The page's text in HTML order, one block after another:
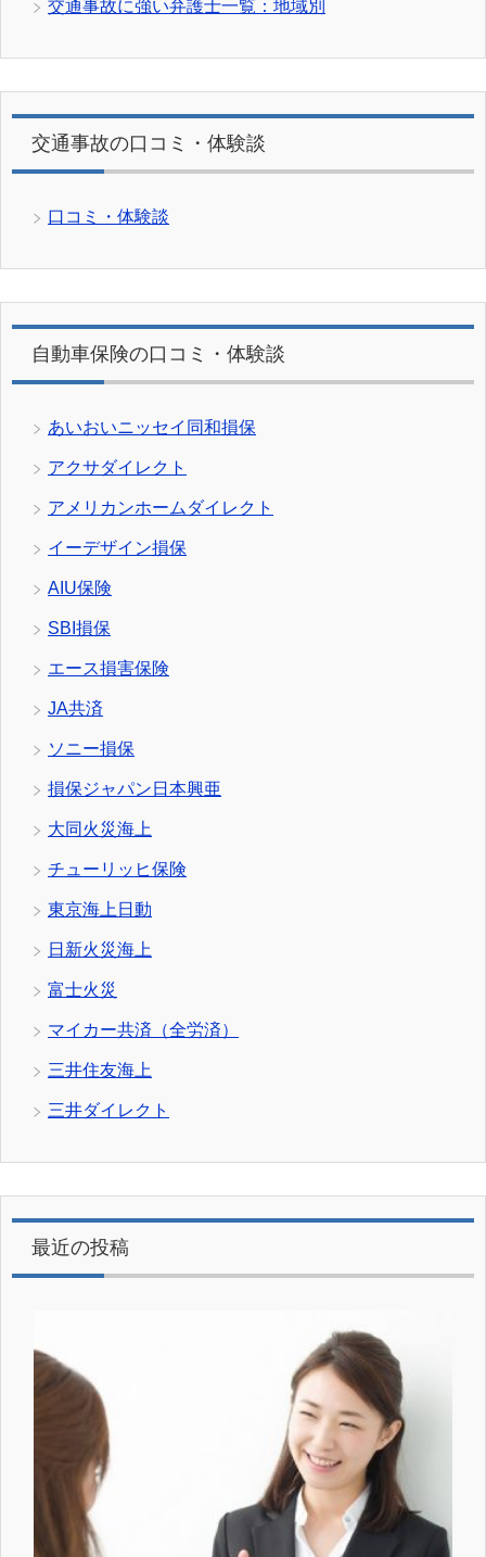
交通事故に強い弁護士一覧：地域別
交通事故の口コミ・体験談
口コミ・体験談
自動車保険の口コミ・体験談
あいおいニッセイ同和損保
アクサダイレクト
アメリカンホームダイレクト
イーデザイン損保
AIU保険
SBI損保
エース損害保険
JA共済
ソニー損保
損保ジャパン日本興亜
大同火災海上
チューリッヒ保険
東京海上日動
日新火災海上
富士火災
マイカー共済（全労済）
三井住友海上
三井ダイレクト
最近の投稿